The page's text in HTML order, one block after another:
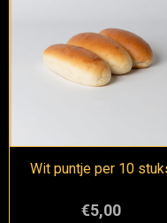
Wit puntje per 10
€5,00